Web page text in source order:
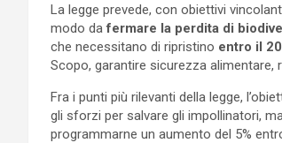
La legge prevede, con obiettivi
modo dafermare la perdita di
che necessitano di ripristino entro il
Scopo, garantire sicurezza alimentare,
Fra i punti più rilevanti della legge,
gli sforzi per salvare gli impollinatori,
programmarne un aumento del 5%